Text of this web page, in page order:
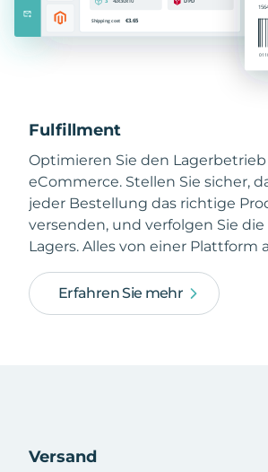
Fulfillment
Optimieren Sie den
eCommerce. Stellen Sie sicher,
jeder Bestellung das richtige
versenden, und verfolgen Sie die
Lagers. Alles von einer Plattform
Erfahren Sie mehr
Versand